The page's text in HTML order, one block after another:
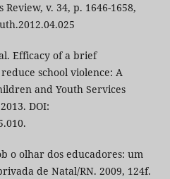
v. 34, p. 1646-1658,
al. Efficacy of a brief
school violence: A
and Youth Services
DOI:
o olhar dos educadores: um
de Natal/RN. 2009, 124f.